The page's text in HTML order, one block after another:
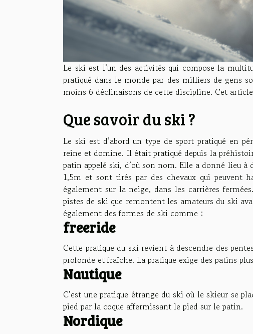
Le ski est l’un des activités qui compose la
pratiqué dans le monde par des milliers de gens
moins 6 déclinaisons de cette discipline. Cet
Que savoir du ski ?
Le ski est d’abord un type de sport pratiqué en
reine et domine. Il était pratiqué depuis la
patin appelé ski, d’où son nom. Elle a donné lieu
1,5m et sont tirés par des chevaux qui peuvent
également sur la neige, dans les carrières
pistes de ski que remontent les amateurs du ski
également des formes de ski comme :
freeride
Cette pratique du ski revient à descendre des
profonde et fraîche. La pratique exige des patins
Nautique
C’est une pratique étrange du ski où le skieur se
pied par la coque affermissant le pied sur le patin.
Nordique